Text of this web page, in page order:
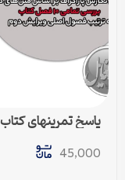
پاسخ تمرینهای کتاب Inside Reading 1
45,000